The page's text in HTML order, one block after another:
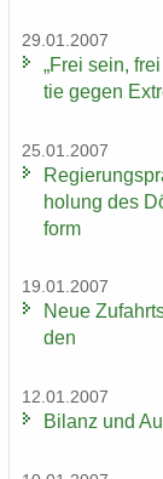
29.01.2007
„Frei sein,
tie gegen
25.01.2007
ho­lung des
form
19.01.2007
Neue
den
12.01.2007
Bi­lanz und